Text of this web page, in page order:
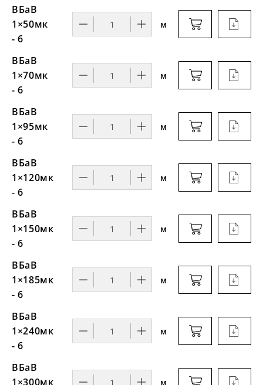
ВБаВ
1×50мк
- 6
м
ВБаВ
1×70мк
- 6
м
ВБаВ
1×95мк
- 6
м
ВБаВ
1×120мк
- 6
м
ВБаВ
1×150мк
- 6
м
ВБаВ
1×185мк
- 6
м
ВБаВ
1×240мк
- 6
м
ВБаВ
1×300мк
м